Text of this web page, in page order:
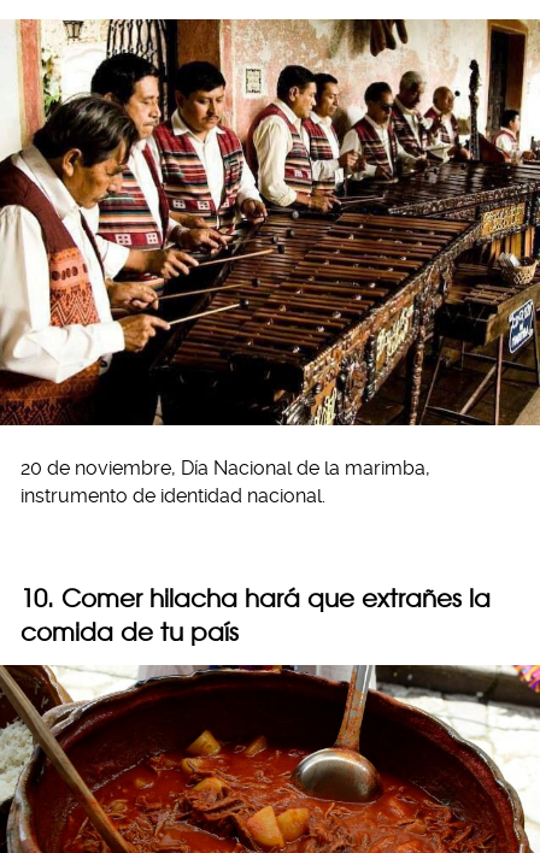
20 de noviembre, Día Nacional de la marimba,
instrumento de identidad nacional.
10. Comer hilacha hará que extrañes la
comida de tu país